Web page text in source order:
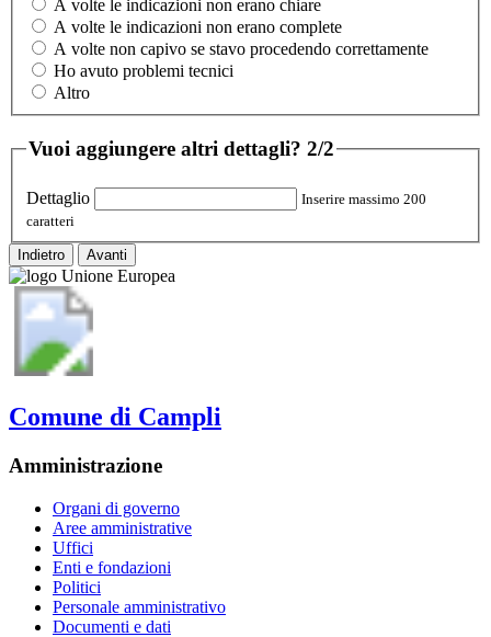
A volte le indicazioni non erano chiare
A volte le indicazioni non erano complete
A volte non capivo se stavo procedendo correttamente
Ho avuto problemi tecnici
Altro
Vuoi aggiungere altri dettagli? 2/2
Dettaglio
Inserire massimo 200
caratteri
Indietro Avanti
Comune di Campli
Amministrazione
Organi di governo
Aree amministrative
Uffici
Enti e fondazioni
Politici
Personale amministrativo
Documenti e dati